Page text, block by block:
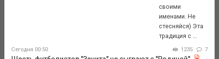
своими
именами. Не
стесняйся) Эта
традиция с ...
Сегодня 00:50 1235 7